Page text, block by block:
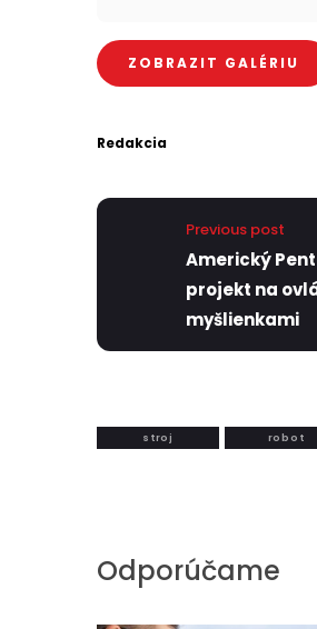
ZOBRAZIT GALÉRIU
Redakcia
Previous post
Americký
projekt na
myšlienkami
stroj robot
Odporúčame